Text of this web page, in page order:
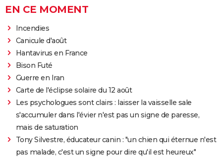
EN CE MOMENT
Incendies
Canicule d'août
Hantavirus en France
Bison Futé
Guerre en Iran
Carte de l'éclipse solaire du 12 août
Les psychologues sont clairs : laisser la vaisselle sale
s'accumuler dans l'évier n'est pas un signe de paresse,
mais de saturation
Tony Silvestre, éducateur canin : "un chien qui éternue n'est
pas malade, c'est un signe pour dire qu'il est heureux"